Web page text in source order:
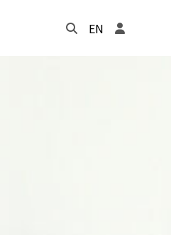
EN